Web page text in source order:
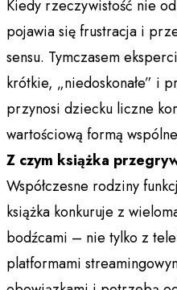
Kiedy rzeczywistość nie
pojawia się frustracja i
sensu. Tymczasem
krótkie, „niedoskonałe” i
przynosi dziecku liczne
wartościową formą
Z czym książka
Współczesne rodziny
książka konkuruje z
bodźcami – nie tylko z
platformami